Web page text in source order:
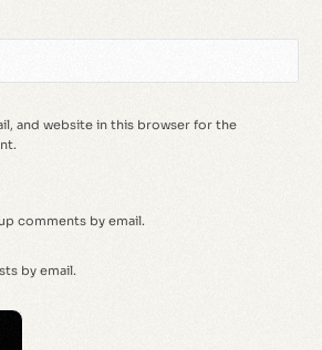
and website in this browser for the
comments by email.
by email.